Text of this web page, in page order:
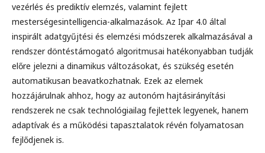
vezérlés és prediktív elemzés, valamint fejlett
mesterségesintelligencia-alkalmazások. Az Ipar 4.0 által
inspirált adatgyűjtési és elemzési módszerek alkalmazásával a
rendszer döntéstámogató algoritmusai hatékonyabban tudják
előre jelezni a dinamikus változásokat, és szükség esetén
automatikusan beavatkozhatnak. Ezek az elemek
hozzájárulnak ahhoz, hogy az autonóm hajtásirányítási
rendszerek ne csak technológi­ailag fejlettek legyenek, hanem
adaptívak és a működési tapasztalatok révén folyamatosan
fejlődjenek is.